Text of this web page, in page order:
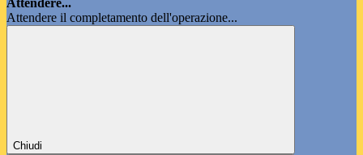
Attendere...
Attendere il completamento dell'operazione...
Chiudi